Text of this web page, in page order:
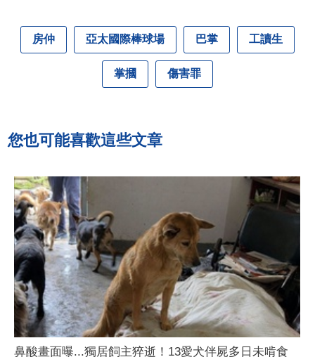
房仲 亞太國際棒球場 巴掌 工讀生
掌摑 傷害罪
您也可能喜歡這些文章
鼻酸畫面曝...獨居飼主猝逝！13愛犬伴屍多日未啃食